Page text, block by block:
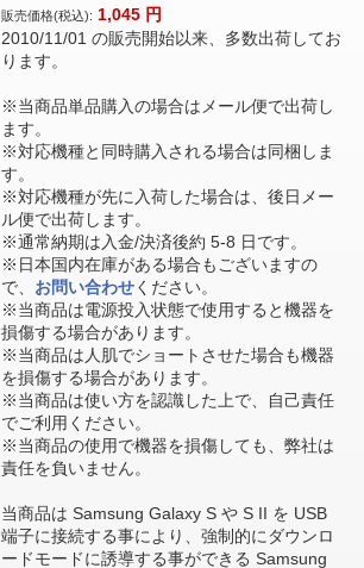
販売価格(税込): 1,045 円
2010/11/01 の販売開始以来、多数出荷してお
ります。
※当商品単品購入の場合はメール便で出荷し
ます。
※対応機種と同時購入される場合は同梱しま
す。
※対応機種が先に入荷した場合は、後日メー
ル便で出荷します。
※通常納期は入金/決済後約 5-8 日です。
※日本国内在庫がある場合もございますの
で、 お問い合わせください。
※当商品は電源投入状態で使用すると機器を
損傷する場合があります。
※当商品は人肌でショートさせた場合も機器
を損傷する場合があります。
※当商品は使い方を認識した上で、自己責任
でご利用ください。
※当商品の使用で機器を損傷しても、弊社は
責任を負いません。
当商品は Samsung Galaxy S や S II を USB
端子に接続する事により、強制的にダウンロ
ードモードに誘導する事ができる Samsung